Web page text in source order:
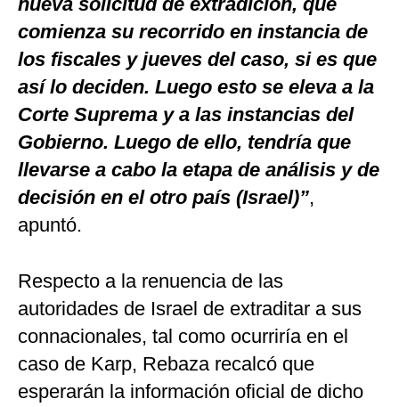
comienza su recorrido en instancia de
los fiscales y jueves del caso, si es que
así lo deciden. Luego esto se eleva a la
Corte Suprema y a las instancias del
Gobierno. Luego de ello, tendría que
llevarse a cabo la etapa de análisis y de
decisión en el otro país (Israel)”,
apuntó.
Respecto a la renuencia de las
autoridades de Israel de extraditar a sus
connacionales, tal como ocurriría en el
caso de Karp, Rebaza recalcó que
esperarán la información oficial de dicho